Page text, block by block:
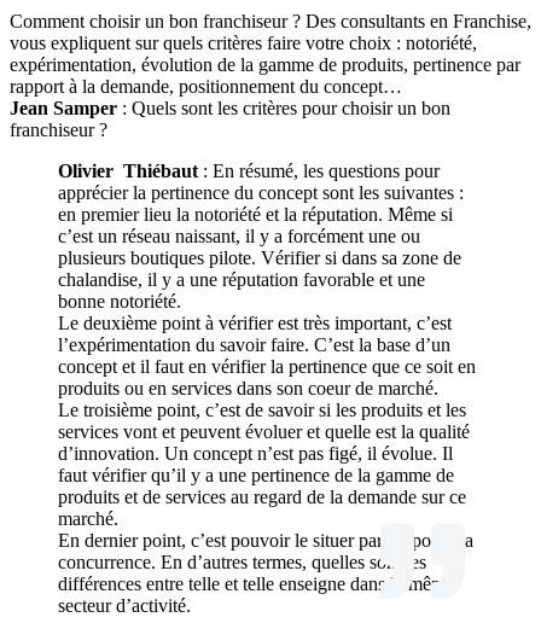
Comment choisir un bon franchiseur ? Des consultants en Franchise,
vous expliquent sur quels critères faire votre choix : notoriété,
expérimentation, évolution de la gamme de produits, pertinence par
rapport à la demande, positionnement du concept…
Jean Samper : Quels sont les critères pour choisir un bon
franchiseur ?
Olivier Thiébaut : En résumé, les questions pour
apprécier la pertinence du concept sont les suivantes :
en premier lieu la notoriété et la réputation. Même si
c’est un réseau naissant, il y a forcément une ou
plusieurs boutiques pilote. Vérifier si dans sa zone de
chalandise, il y a une réputation favorable et une
bonne notoriété.
Le deuxième point à vérifier est très important, c’est
l’expérimentation du savoir faire. C’est la base d’un
concept et il faut en vérifier la pertinence que ce soit en
produits ou en services dans son coeur de marché.
Le troisième point, c’est de savoir si les produits et les
services vont et peuvent évoluer et quelle est la qualité
d’innovation. Un concept n’est pas figé, il évolue. Il
faut vérifier qu’il y a une pertinence de la gamme de
produits et de services au regard de la demande sur ce
marché.
En dernier point, c’est pouvoir le situer par rapport à la
concurrence. En d’autres termes, quelles sont les
différences entre telle et telle enseigne dans le même
secteur d’activité.